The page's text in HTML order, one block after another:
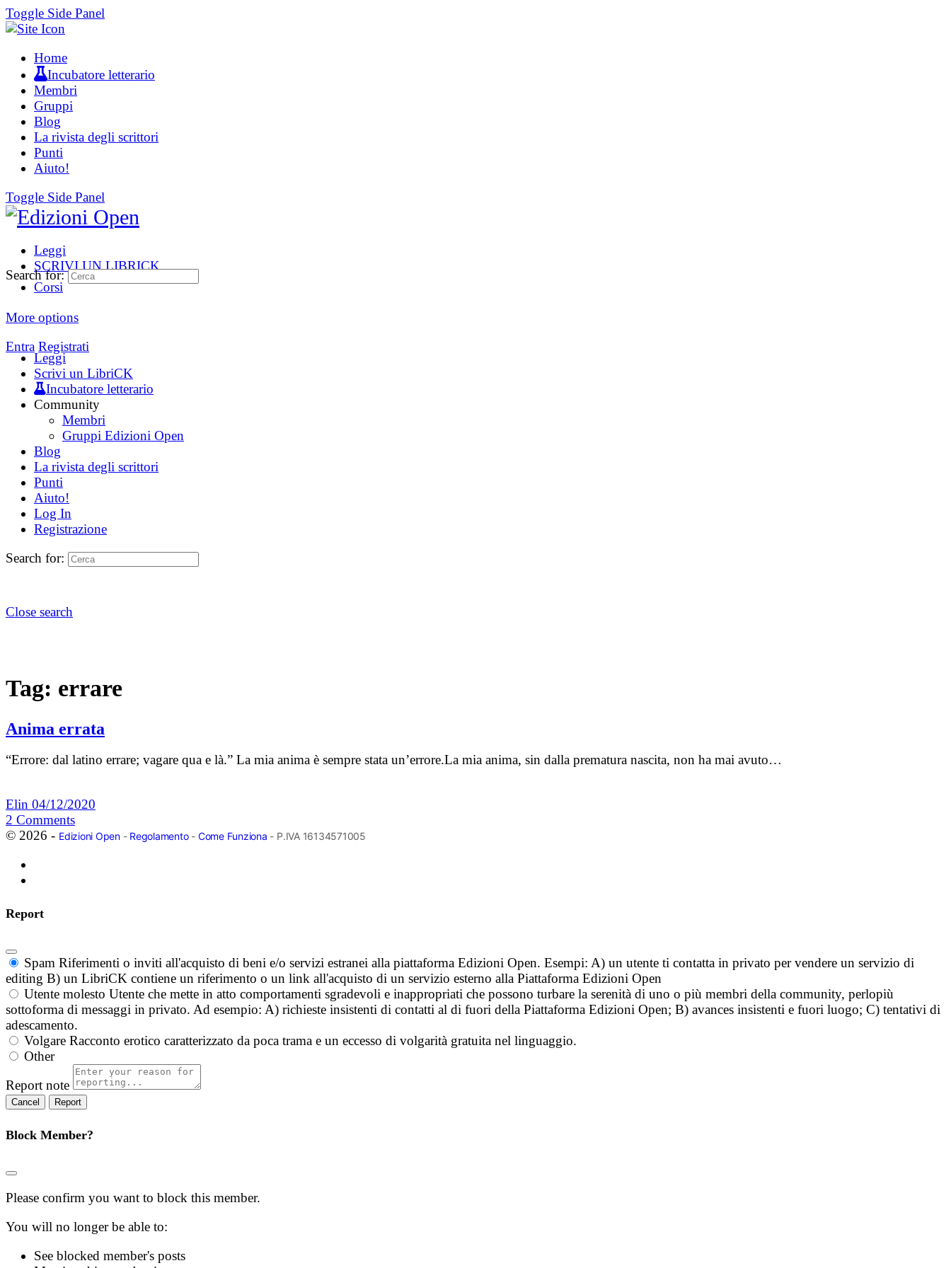
Toggle Side Panel
Home
Incubatore letterario
Membri
Gruppi
Blog
La rivista degli scrittori
Punti
Aiuto!
Toggle Side Panel
Leggi
SCRIVI UN LIBRICK
Corsi
More options
Entra Registrati
Search for:
Leggi
Scrivi un LibriCK
Incubatore letterario
Community
Membri
Gruppi Edizioni Open
Blog
La rivista degli scrittori
Punti
Aiuto!
Log In
Registrazione
Search for:
Close search
Tag: errare
Anima errata
“Errore: dal latino errare; vagare qua e là.” La mia anima è sempre stata un’errore.La mia anima, sin dalla prematura nascita, non ha mai avuto…
Elin 04/12/2020
2 Comments
© 2026 - Edizioni Open- Regolamento- Come Funziona - P.IVA 16134571005
Report
Spam Riferimenti o inviti all'acquisto di beni e/o servizi estranei alla piattaforma Edizioni Open. Esempi: A) un utente ti contatta in privato per vendere un servizio di
editing B) un LibriCK contiene un riferimento o un link all'acquisto di un servizio esterno alla Piattaforma Edizioni Open
Utente molesto Utente che mette in atto comportamenti sgradevoli e inappropriati che possono turbare la serenità di uno o più membri della community, perlopiù
sottoforma di messaggi in privato. Ad esempio: A) richieste insistenti di contatti al di fuori della Piattaforma Edizioni Open; B) avances insistenti e fuori luogo; C) tentativi di
adescamento.
Volgare Racconto erotico caratterizzato da poca trama e un eccesso di volgarità gratuita nel linguaggio.
Other
Report note
Report
Block Member?
Please confirm you want to block this member.
You will no longer be able to:
See blocked member's posts